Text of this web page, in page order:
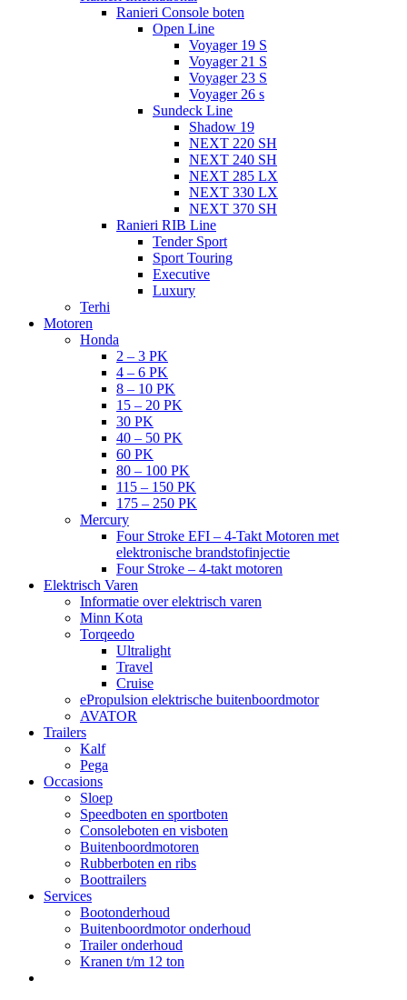
Ranieri Console boten
Open Line
Voyager 19 S
Voyager 21 S
Voyager 23 S
Voyager 26 s
Sundeck Line
Shadow 19
NEXT 220 SH
NEXT 240 SH
NEXT 285 LX
NEXT 330 LX
NEXT 370 SH
Ranieri RIB Line
Tender Sport
Sport Touring
Executive
Luxury
Terhi
Motoren
Honda
2 – 3 PK
4 – 6 PK
8 – 10 PK
15 – 20 PK
30 PK
40 – 50 PK
60 PK
80 – 100 PK
115 – 150 PK
175 – 250 PK
Mercury
Four Stroke EFI – 4-Takt Motoren met
elektronische brandstofinjectie
Four Stroke – 4-takt motoren
Elektrisch Varen
Informatie over elektrisch varen
Minn Kota
Torqeedo
Ultralight
Travel
Cruise
ePropulsion elektrische buitenboordmotor
AVATOR
Trailers
Kalf
Pega
Occasions
Sloep
Speedboten en sportboten
Consoleboten en visboten
Buitenboordmotoren
Rubberboten en ribs
Boottrailers
Services
Bootonderhoud
Buitenboordmotor onderhoud
Trailer onderhoud
Kranen t/m 12 ton